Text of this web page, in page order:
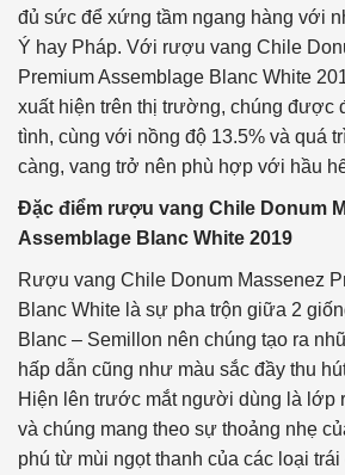
đủ sức để xứng tầm ngang hàng với
Ý hay Pháp. Với rượu vang Chile
Premium Assemblage Blanc White
xuất hiện trên thị trường, chúng được
tình, cùng với nồng độ 13.5% và quá
càng, vang trở nên phù hợp với hầu
Đặc điểm rượu vang Chile Donum
Assemblage Blanc White 2019
Rượu vang Chile Donum Massenez
Blanc White là sự pha trộn giữa 2
Blanc – Semillon nên chúng tạo ra
hấp dẫn cũng như màu sắc đầy thu
Hiện lên trước mắt người dùng là lớp
và chúng mang theo sự thoảng nhẹ
phú từ mùi ngọt thanh của các loại trái